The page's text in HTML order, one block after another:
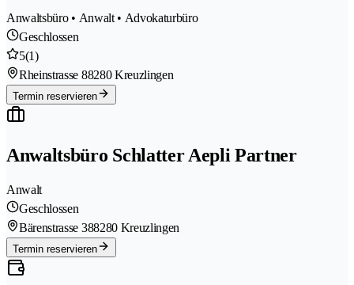
Anwaltsbüro • Anwalt • Advokaturbüro
Geschlossen
5(1)
Rheinstrasse 88280 Kreuzlingen
Termin reservieren
Anwaltsbüro Schlatter Aepli Partner
Anwalt
Geschlossen
Bärenstrasse 388280 Kreuzlingen
Termin reservieren